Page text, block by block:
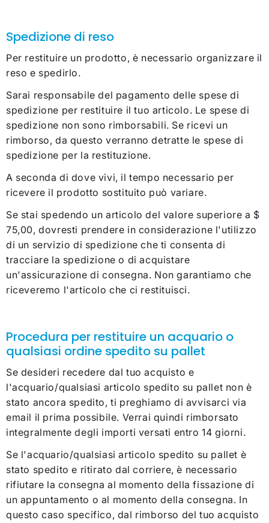
Spedizione di reso
Per restituire un prodotto, è necessario organizzare il
reso e spedirlo.
Sarai responsabile del pagamento delle spese di
spedizione per restituire il tuo articolo. Le spese di
spedizione non sono rimborsabili. Se ricevi un
rimborso, da questo verranno detratte le spese di
spedizione per la restituzione.
A seconda di dove vivi, il tempo necessario per
ricevere il prodotto sostituito può variare.
Se stai spedendo un articolo del valore superiore a $
75,00, dovresti prendere in considerazione l'utilizzo
di un servizio di spedizione che ti consenta di
tracciare la spedizione o di acquistare
un'assicurazione di consegna. Non garantiamo che
riceveremo l'articolo che ci restituisci.
Procedura per restituire un acquario o
qualsiasi ordine spedito su pallet
Se desideri recedere dal tuo acquisto e
l'acquario/qualsiasi articolo spedito su pallet non è
stato ancora spedito, ti preghiamo di avvisarci via
email il prima possibile. Verrai quindi rimborsato
integralmente degli importi versati entro 14 giorni.
Se l'acquario/qualsiasi articolo spedito su pallet è
stato spedito e ritirato dal corriere, è necessario
rifiutare la consegna al momento della fissazione di
un appuntamento o al momento della consegna. In
questo caso specifico, dal rimborso del tuo acquisto